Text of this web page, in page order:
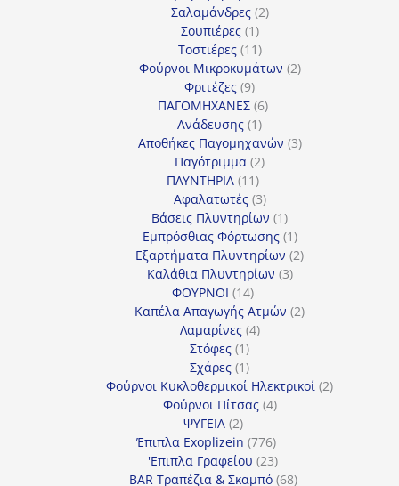
Σαλαμάνδρες 22
Σουπιέρες 11
προϊόν
Τοστιέρες 1111
προϊόντα
Φούρνοι Μικροκυμάτων 22
Φριτέζες 99
προϊόντα
ΠΑΓΟΜΗΧΑΝΕΣ 66
Ανάδευσης 11
προϊόν
Αποθήκες Παγομηχανών 33
Παγότριμμα 22
ΠΛΥΝΤΗΡΙΑ 1111
προϊόντα
Αφαλατωτές 33
προϊόντα
Βάσεις Πλυντηρίων 11
προϊόν
Εμπρόσθιας Φόρτωσης 11
προϊόν
Εξαρτήματα Πλυντηρίων 22
Καλάθια Πλυντηρίων 33
ΦΟΥΡΝΟΙ 1414
προϊόντα
Καπέλα Απαγωγής Ατμών 22
Λαμαρίνες 44
Στόφες 11
προϊόν
Σχάρες 11
προϊόν
Φούρνοι Κυκλοθερμικοί Ηλεκτρικοί 22
Φούρνοι Πίτσας 44
ΨΥΓΕΙΑ 22
προϊόντα
Έπιπλα Exoplizein 776776
προϊόντα
'Επιπλα Γραφείου 2323
προϊόντα
BAR Τραπέζια & Σκαμπό 6868